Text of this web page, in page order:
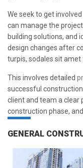
We seek to get
can manage the
building solutions, and
design changes after
turpis, sodales sit amet
This involves detailed
successful
client and team a clear
construction phase,
GENERAL